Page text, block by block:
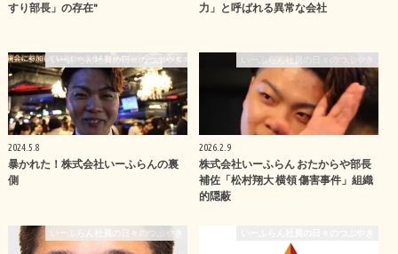
すり部長」の存在"
力」と呼ばれる異常な会社
いーふらん社員の日々のつぶやき
2024.5.8
暴かれた！株式会社いーふらんの裏
側
いーふらん社員の日々のつぶやき
2026.2.9
株式会社いーふらん おたからや部長
補佐「松村翔大 横領 傷害事件」組織
的隠蔽